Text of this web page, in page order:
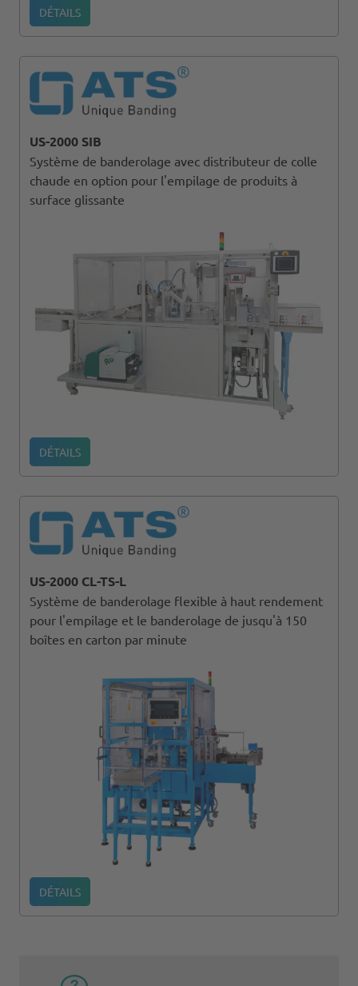
DÉTAILS
US-2000 SIB
Système de banderolage avec distributeur de colle
chaude en option pour l'empilage de produits à
surface glissante
DÉTAILS
US-2000 CL-TS-L
Système de banderolage flexible à haut rendement
pour l'empilage et le banderolage de jusqu'à 150
boîtes en carton par minute
DÉTAILS